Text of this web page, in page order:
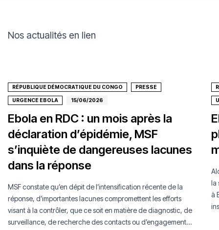
Nos actualités en lien
RÉPUBLIQUE DÉMOCRATIQUE DU CONGO PRESSE
URGENCE EBOLA 15/06/2026
Ebola en RDC : un mois après la
déclaration d’épidémie, MSF
s’inquiète de dangereuses lacunes
dans la réponse
MSF constate qu’en dépit de l’intensification récente de la
réponse, d’importantes lacunes compromettent les efforts
visant à la contrôler, que ce soit en matière de diagnostic, de
surveillance, de recherche des contacts ou d’engagement
la
à